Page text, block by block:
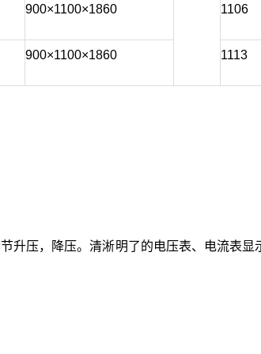
900×1100×1860 1106
900×1100×1860 1113
升压，降压。清淅明了的电压表、电流表显